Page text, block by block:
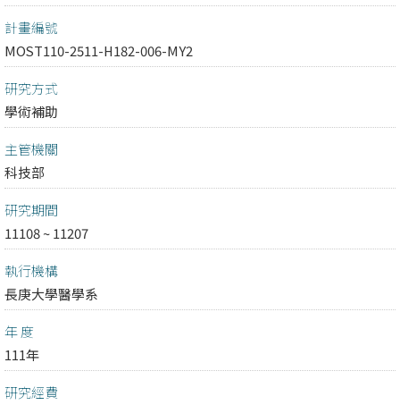
計畫編號
MOST110-2511-H182-006-MY2
研究方式
學術補助
主管機關
科技部
研究期間
11108 ~ 11207
執行機構
長庚大學醫學系
年 度
111年
研究經費